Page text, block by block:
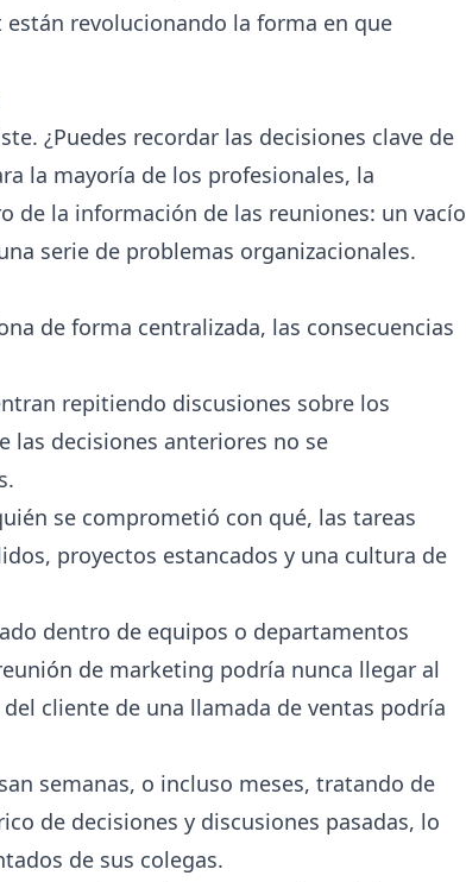
revolucionando la forma en que
¿Puedes recordar las decisiones clave de
la mayoría de los profesionales, la
de la información de las reuniones: un vacío
serie de problemas organizacionales.
de forma centralizada, las consecuencias
repitiendo discusiones sobre los
las decisiones anteriores no se
se comprometió con qué, las tareas
proyectos estancados y una cultura de
dentro de equipos o departamentos
de marketing podría nunca llegar al
cliente de una llamada de ventas podría
semanas, o incluso meses, tratando de
de decisiones y discusiones pasadas, lo
de sus colegas.